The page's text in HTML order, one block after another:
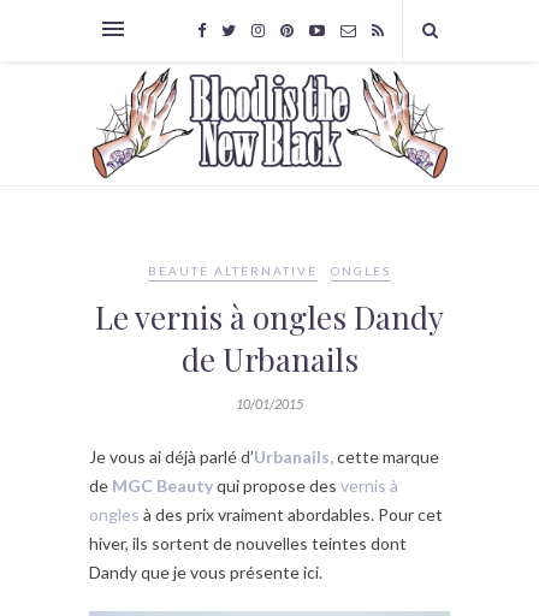
BEAUTÉ ALTERNATIVE ONGLES
Le vernis à ongles Dandy
de Urbanails
10/01/2015
Je vous ai déjà parlé d’Urbanails,cette marque
de MGC Beautyqui propose des vernis à
ongles à des prix vraiment abordables. Pour cet
hiver, ils sortent de nouvelles teintes dont
Dandy que je vous présente ici.